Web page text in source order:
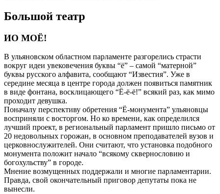
Большой театр
ИО МОЁ!
В ульяновском областном парламенте разгорелись страсти
вокруг идеи увековечения буквы “ё” – самой “матерной”
буквы русского алфавита, сообщают “Известия”. Уже в
середине месяца в центре города должен появиться памятник
в виде фонтана, восклицающего “Ё-ё-ё!” всякий раз, как мимо
проходит девушка.
Поначалу перспективу обретения “Ё-монумента” ульяновцы
восприняли с восторгом. Но ко времени, как определился
лучший проект, в региональный парламент пришло письмо от
20 недовольных горожан, в основном преподавателей вузов и
церковнослужителей. Они считают, что установка подобного
монумента положит начало “всякому сквернословию и
богохульству” в городе.
Мнение возмущенных поддержали и многие парламентарии.
Правда, свой окончательный приговор депутаты пока не
вынесли.